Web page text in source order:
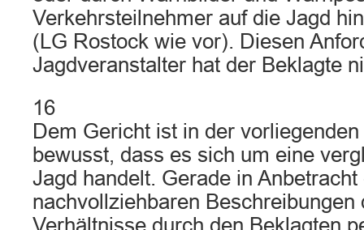
Verkehrsteilnehmer auf die Jagd
(LG Rostock wie vor). Diesen
Jagdveranstalter hat der Beklagte
16
Dem Gericht ist in der
bewusst, dass es sich um eine
Jagd handelt. Gerade in Anbetracht
nachvollziehbaren Beschreibungen
Verhältnisse durch den Beklagten